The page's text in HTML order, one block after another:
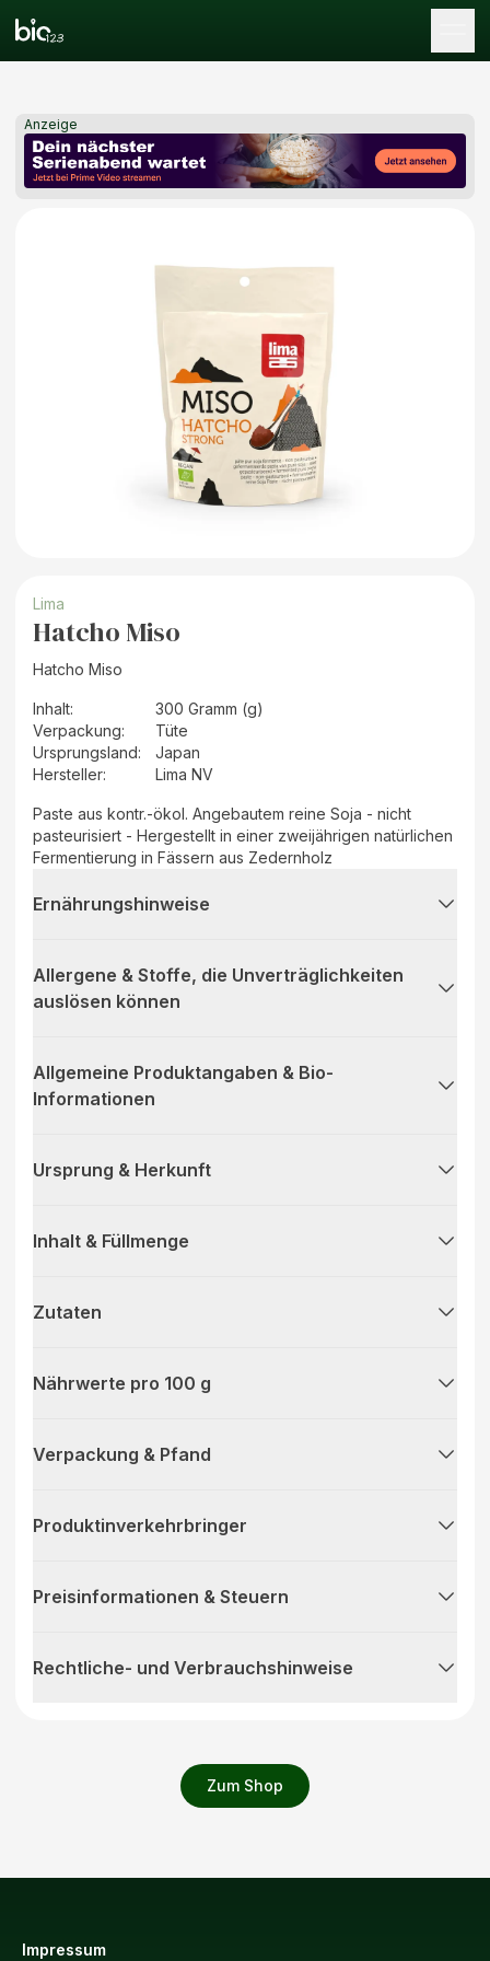
Anzeige
Zum Shop
Lima
Hatcho Miso
Hatcho Miso
Inhalt:
300 Gramm (g)
Verpackung:
Tüte
Ursprungsland:
Japan
Hersteller: Lima NV
Paste aus kontr.-ökol. Angebautem reine Soja - nicht
pasteurisiert - Hergestellt in einer zweijährigen natürlichen
Fermentierung in Fässern aus Zedernholz
Ernährungshinweise
Allergene & Stoffe, die Unverträglichkeiten
auslösen können
Allgemeine Produktangaben & Bio-
Informationen
Ursprung & Herkunft
Inhalt & Füllmenge
Zutaten
Nährwerte pro 100 g
Verpackung & Pfand
Produktinverkehrbringer
Preisinformationen & Steuern
Rechtliche- und Verbrauchshinweise
Impressum